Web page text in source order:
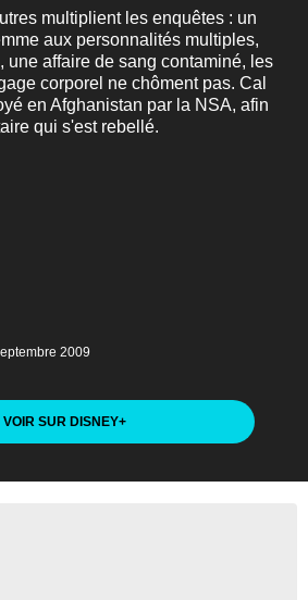
multiplient les enquêtes : un
aux personnalités multiples,
une affaire de sang contaminé, les
corporel ne chôment pas. Cal
en Afghanistan par la NSA, afin
qui s'est rebellé.
2009
VOIR SUR DISNEY+